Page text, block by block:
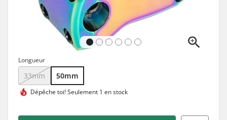
Longueur
33mm 50mm
Dépêche toi!Seulement 1 en stock